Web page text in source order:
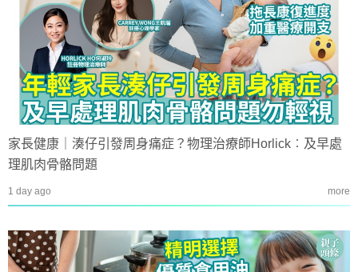
家長健康｜湊仔引發周身痛症？物理治療師Horlick︰及早處
理肌肉骨骼問題
1 day ago more